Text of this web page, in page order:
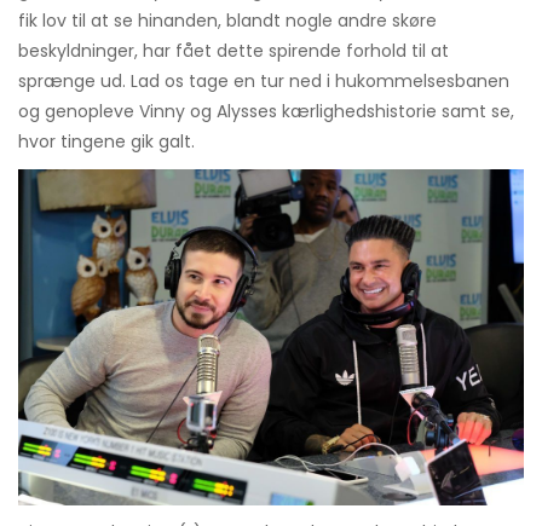
fik lov til at se hinanden, blandt nogle andre skøre
beskyldninger, har fået dette spirende forhold til at
sprænge ud. Lad os tage en tur ned i hukommelsesbanen
og genopleve Vinny og Alysses kærlighedshistorie samt se,
hvor tingene gik galt.